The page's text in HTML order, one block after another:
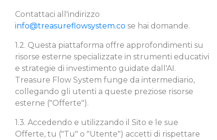
Contattaci all'indirizzo
info@treasureflowsystem.co se hai domande.
1.2. Questa piattaforma offre approfondimenti su
risorse esterne specializzate in strumenti educativi
e strategie di investimento guidate dall'AI.
Treasure Flow System funge da intermediario,
collegando gli utenti a queste preziose risorse
esterne ("Offerte").
1.3. Accedendo e utilizzando il Sito e le sue
Offerte, tu ("Tu" o "Utente") accetti di rispettare